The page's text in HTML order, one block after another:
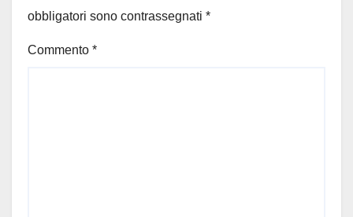
obbligatori sono contrassegnati *
Commento *